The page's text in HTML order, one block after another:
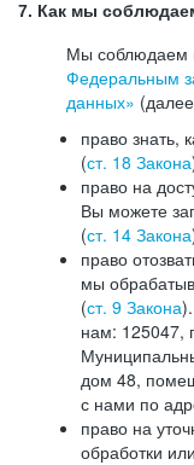
7. Как мы
Мы соблюдаем
Федеральным
данных»
право знать,
(ст. 18 Закона
право на
Вы можете
(ст. 14 Закона
право
мы
(ст. 9 Закона
нам: 125047,
дом 48,
с нами по
право на
обработки